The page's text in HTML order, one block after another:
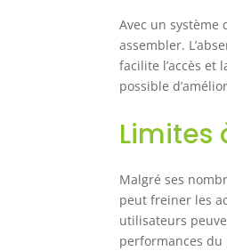
Avec un
assembler.
facilite l’accès
possible
Limites
Malgré ses
peut freiner les
utilisateurs
performances